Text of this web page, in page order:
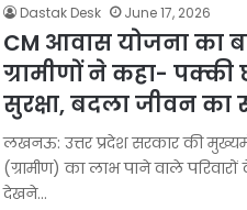
Dastak Desk June 17, 2026
CM आवास योजना का
ग्रामीणों ने कहा-
सुरक्षा, बदला जीवन का
लखनऊ: उत्तर प्रदेश सरकार की
(ग्रामीण) का लाभ पाने वाले
देखने…